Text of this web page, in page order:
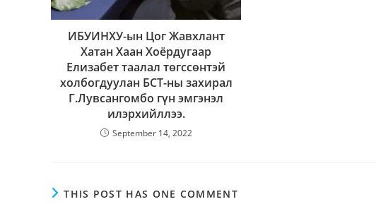
ИБУИНХУ-ын Цог Жавхлант
Хатан Хаан Хоёрдугаар
Елизабет таалал төгссөнтэй
холбогдуулан БСТ-ны захирал
Г.Лувсангомбо гүн эмгэнэл
илэрхийллээ.
September 14, 2022
THIS POST HAS ONE COMMENT